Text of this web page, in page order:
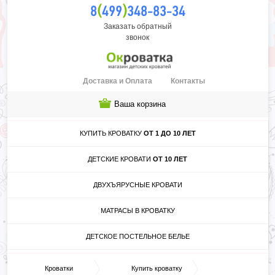
8(499)348-83-34
Заказать обратный
звонок
Доставка и Оплата Контакты
Ваша корзина
КУПИТЬ КРОВАТКУ ОТ 1 ДО 10 ЛЕТ
ДЕТСКИЕ КРОВАТИ ОТ 10 ЛЕТ
ДВУХЪЯРУСНЫЕ КРОВАТИ
МАТРАСЫ В КРОВАТКУ
ДЕТСКОЕ ПОСТЕЛЬНОЕ БЕЛЬЕ
Кроватки Купить кроватку